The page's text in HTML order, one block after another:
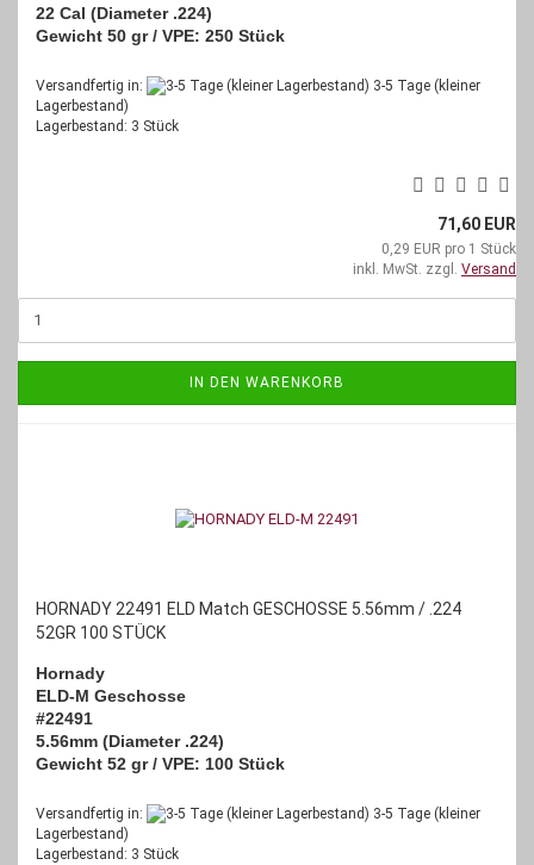
22 Cal (Diameter .224)
Gewicht 50 gr / VPE: 250 Stück
Versandfertig in:
3-5 Tage (kleiner
Lagerbestand)
Lagerbestand: 3 Stück
71,60 EUR
0,29 EUR pro 1 Stück
inkl. MwSt. zzgl. Versand
IN DEN WARENKORB
HORNADY 22491 ELD Match GESCHOSSE 5.56mm / .224
52GR 100 STÜCK
Hornady
ELD-M Geschosse
#22491
5.56mm (Diameter .224)
Gewicht 52 gr / VPE: 100 Stück
Versandfertig in:
3-5 Tage (kleiner
Lagerbestand)
Lagerbestand: 3 Stück